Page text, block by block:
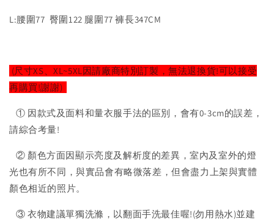
L:腰圍77 臀圍122 腿圍77 褲長347CM
(尺寸XS、XL~5XL因請廠商特別訂製，無法退換貨!可以接受
再購買!謝謝)
① 因款式及面料和量衣服手法的區別，會有0-3cm的誤差，
請綜合考量!
② 顏色方面因顯示亮度及解析度的差異，室內及室外的燈
光也有所不同，與實品會有略微落差，但會盡力上架與實體
顏色相近的照片。
③ 衣物建議單獨洗滌，以翻面手洗最佳喔!(勿用熱水)並建